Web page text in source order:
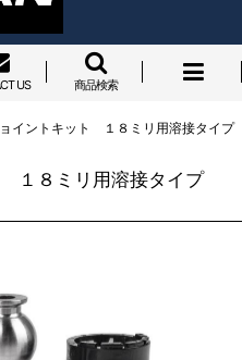
US 商品検索
イントキット １８ミリ用溶接タイプ
１８ミリ用溶接タイプ